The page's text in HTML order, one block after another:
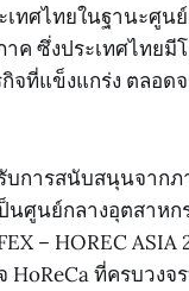
ทศไทยในฐานะศูน
าค ซึ่งประเทศไทยมี
จที่แข็งแกร่ง ตลอด
บการสนับสนุนจาก
นศูนย์กลางอุตสาหก
– HOREC ASIA
HoReCa ที่ครบวงจ